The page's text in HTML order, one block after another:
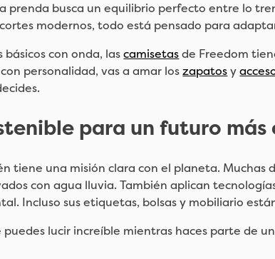
prenda busca un equilibrio perfecto entre lo
modernos, todo está pensado para
básicos con onda, lascamisetasde Freedom
personalidad, vas a amar loszapatosy
para un futuro más
tiene una misión clara con el planeta. Muchas
con agua lluvia. También aplican
Incluso sus etiquetas, bolsas y mobiliario
puedes lucir increíble mientras haces parte de